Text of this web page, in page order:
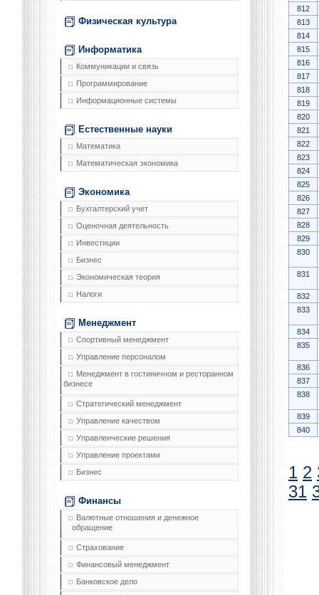
Физическая культура
Информатика
Коммуникации и связь
Программирование
Информационные системы
Естественные науки
Математика
Математическая экономика
Экономика
Бухгалтерский учет
Оценочная деятельность
Инвестиции
Бизнес
Экономическая теория
Налоги
Менеджмент
Спортивный менеджмент
Управление персоналом
Менеджмент в гостиничном и ресторанном
бизнесе
Стратегический менеджмент
Управление качеством
Управленческие решения
Управление проектами
Бизнес
Финансы
Валютные отношения и денежное
обращение
Страхование
Финансовый менеджмент
Банковское дело
812
813
814
815
816
817
818
819
820
821
822
823
824
825
826
827
828
829
830
831
832
833
834
835
836
837
838
839
840
1 2
31